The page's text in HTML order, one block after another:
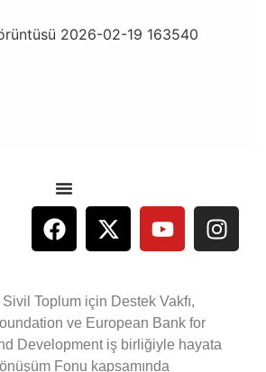
Toplum için Destek Vakfı,
ve European Bank for
Development iş birliğiyle hayata
Fonu kapsamında